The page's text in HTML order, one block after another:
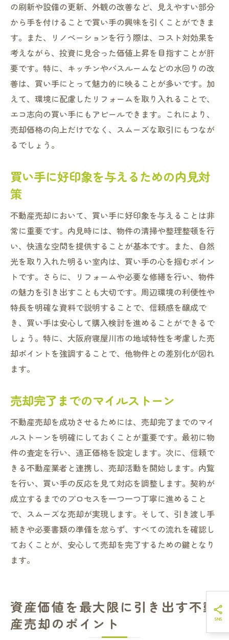
の刷新や設備の更新、外観の改善など、見えやすい部分
から手を付けることで買い手の興味を引くことができま
す。また、リノベーションを行う際は、コスト対効果を
考えながら、投資に見合った価値上昇を目指すことが肝
要です。特に、キッチンやバスルームなどの水回りの改
善は、買い手にとって魅力的に映ることが多いです。加
えて、環境に配慮したリフォームを取り入れることで、
エコ志向の買い手にもアピールできます。これにより、
売却価格の向上だけでなく、スムーズな取引にもつなが
るでしょう。
買い手に好印象を与えるための内見対
策
不動産売却において、買い手に好印象を与えることは非
常に重要です。内見時には、物件の清掃や整理整頓を行
い、快適な空間を提供することが基本です。また、自然
光を取り入れた明るい室内は、買い手の心を掴むポイン
トです。さらに、リフォームや必要な修繕を行い、物件
の魅力を引き出すことも大切です。周辺環境の利便性や
特長を明確な資料で説明することで、信頼感を醸成で
き、買い手は安心して購入検討を進めることができるで
しょう。特に、大阪府寝屋川市の地域特性を考慮した売
却ポイントを強調することで、他物件との差別化が図れ
ます。
売却完了までのマイルストーン
不動産売却を成功させるためには、売却完了までのマイ
ルストーンを明確にしておくことが重要です。最初に物
件の査定を行い、適正価格を設定します。次に、信頼で
きる不動産業者と連携し、売却活動を開始します。内覧
を行い、買い手の反応を見て対応を調整します。契約が
成立するまでのプロセスを一つ一つ丁寧に進めること
で、スムーズな売却が実現します。そして、引き渡し手
続きや必要書類の準備を怠らず、すべての流れを確認し
ておくことが、安心して売却を完了するための鍵となり
ます。
資産価値を最大限に引き出す不動
産売却のポイント